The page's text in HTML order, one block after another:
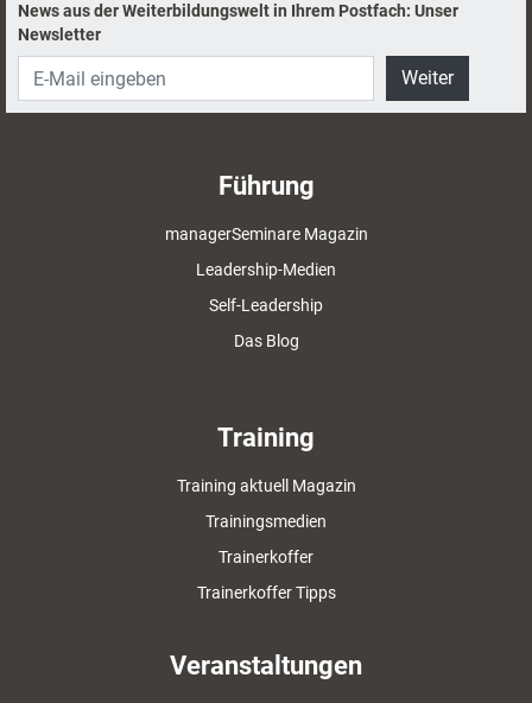
News aus der Weiterbildungswelt in Ihrem Postfach: Unser
Newsletter
Weiter
Führung
managerSeminare Magazin
Leadership-Medien
Self-Leadership
Das Blog
Training
Training aktuell Magazin
Trainingsmedien
Trainerkoffer
Trainerkoffer Tipps
Veranstaltungen